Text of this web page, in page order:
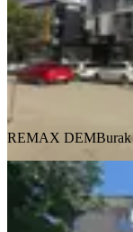
REMAX DEMBurak
REMAX DEMBurak
MANZARALI